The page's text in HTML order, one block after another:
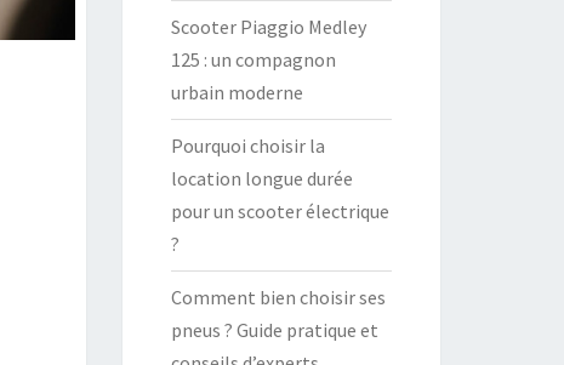
Scooter Piaggio Medley
125 : un compagnon
urbain moderne
Pourquoi choisir la
location longue durée
pour un scooter électrique
?
Comment bien choisir ses
pneus ? Guide pratique et